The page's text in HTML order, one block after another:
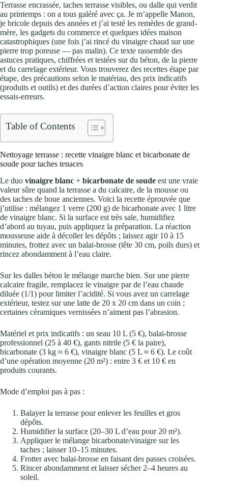
Terrasse encrassée, taches terrasse visibles, ou dalle qui verdit
au printemps : on a tous galéré avec ça. Je m’appelle Manon,
je bricole depuis des années et j’ai testé les remèdes de grand-
mère, les gadgets du commerce et quelques idées maison
catastrophiques (une fois j’ai rincé du vinaigre chaud sur une
pierre trop poreuse — pas malin). Ce texte rassemble des
astuces pratiques, chiffrées et testées sur du béton, de la pierre
et du carrelage extérieur. Vous trouverez des recettes étape par
étape, des précautions selon le matériau, des prix indicatifs
(produits et outils) et des durées d’action claires pour éviter les
essais-erreurs.
Table of Contents
Nettoyage terrasse : recette vinaigre blanc et bicarbonate de
soude pour taches tenaces
Le duo vinaigre blanc + bicarbonate de soude est une vraie
valeur sûre quand la terrasse a du calcaire, de la mousse ou
des taches de boue anciennes. Voici la recette éprouvée que
j’utilise : mélangez 1 verre (200 g) de bicarbonate avec 1 litre
de vinaigre blanc. Si la surface est très sale, humidifiez
d’abord au tuyau, puis appliquez la préparation. La réaction
mousseuse aide à décoller les dépôts ; laissez agir 10 à 15
minutes, frottez avec un balai-brosse (tête 30 cm, poils durs) et
rincez abondamment à l’eau claire.
Sur les dalles béton le mélange marche bien. Sur une pierre
calcaire fragile, remplacez le vinaigre par de l’eau chaude
diluée (1/1) pour limiter l’acidité. Si vous avez un carrelage
extérieur, testez sur une latte de 20 x 20 cm dans un coin ;
certaines céramiques vernissées n’aiment pas l’abrasion.
Matériel et prix indicatifs : un seau 10 L (5 €), balai-brosse
professionnel (25 à 40 €), gants nitrile (5 € la paire),
bicarbonate (3 kg ≈ 6 €), vinaigre blanc (5 L ≈ 6 €). Le coût
d’une opération moyenne (20 m²) : entre 3 € et 10 € en
produits courants.
Mode d’emploi pas à pas :
Balayer la terrasse pour enlever les feuilles et gros
dépôts.
Humidifier la surface (20–30 L d’eau pour 20 m²).
Appliquer le mélange bicarbonate/vinaigre sur les
taches ; laisser 10–15 minutes.
Frotter avec balai-brosse en faisant des passes croisées.
Rincer abondamment et laisser sécher 2–4 heures au
soleil.